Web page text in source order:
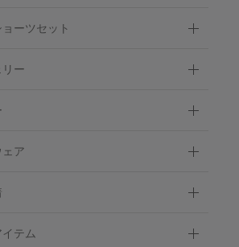
ーツセット
リー
ェア
テム